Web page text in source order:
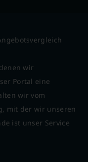
wir
Portal eine
wir vom
mit der wir unseren
ist unser Service